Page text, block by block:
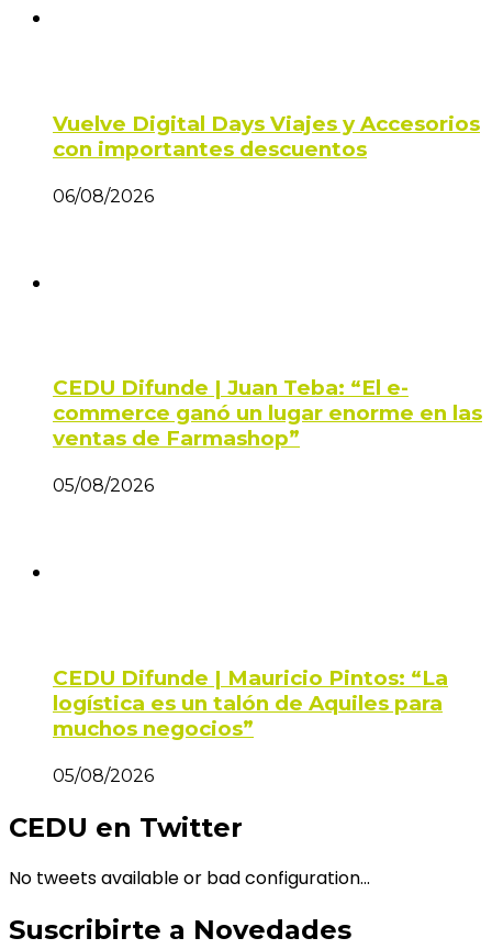
Vuelve Digital Days Viajes y Accesorios
con importantes descuentos
06/08/2026
CEDU Difunde | Juan Teba: “El e-
commerce ganó un lugar enorme en las
ventas de Farmashop”
05/08/2026
CEDU Difunde | Mauricio Pintos: “La
logística es un talón de Aquiles para
muchos negocios”
05/08/2026
CEDU en Twitter
No tweets available or bad configuration...
Suscribirte a Novedades